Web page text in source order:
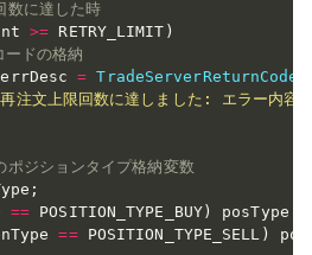
に達した時
>= RETRY_LIMIT )
ドの格納
errDesc
=
注文上限回数に達しました: エラー内容
ジションタイプ格納変数
;
== POSITION_TYPE_BUY) posType
== POSITION_TYPE_SELL )